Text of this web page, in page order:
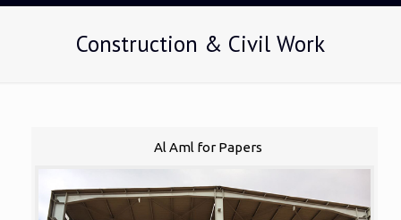
Construction & Civil Work
Al Aml for Papers